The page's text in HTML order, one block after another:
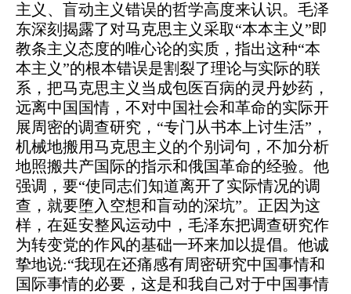
主义、盲动主义错误的哲学高度来认识。毛泽
东深刻揭露了对马克思主义采取“本本主义”即
教条主义态度的唯心论的实质，指出这种“本
本主义”的根本错误是割裂了理论与实际的联
系，把马克思主义当成包医百病的灵丹妙药，
远离中国国情，不对中国社会和革命的实际开
展周密的调查研究，“专门从书本上讨生活”，
机械地搬用马克思主义的个别词句，不加分析
地照搬共产国际的指示和俄国革命的经验。他
强调，要“使同志们知道离开了实际情况的调
查，就要堕入空想和盲动的深坑”。正因为这
样，在延安整风运动中，毛泽东把调查研究作
为转变党的作风的基础一环来加以提倡。他诚
挚地说:“我现在还痛感有周密研究中国事情和
国际事情的必要，这是和我自己对于中国事情